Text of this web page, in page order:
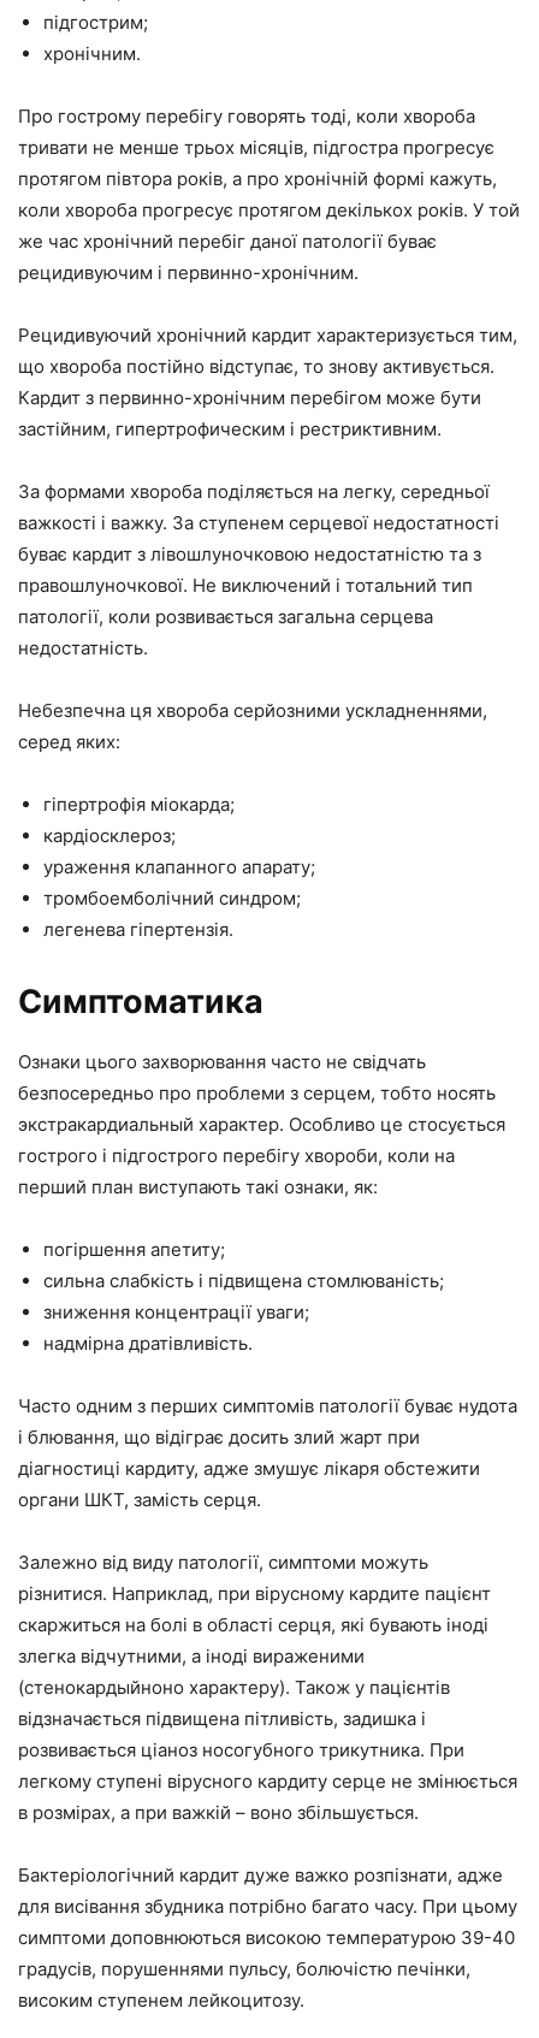
підгострим;
хронічним.
Про гострому перебігу говорять тоді, коли хвороба
тривати не менше трьох місяців, підгостра прогресує
протягом півтора років, а про хронічній формі кажуть,
коли хвороба прогресує протягом декількох років. У той
же час хронічний перебіг даної патології буває
рецидивуючим і первинно-хронічним.
Рецидивуючий хронічний кардит характеризується тим,
що хвороба постійно відступає, то знову активується.
Кардит з первинно-хронічним перебігом може бути
застійним, гипертрофическим і рестриктивним.
За формами хвороба поділяється на легку, середньої
важкості і важку. За ступенем серцевої недостатності
буває кардит з лівошлуночковою недостатністю та з
правошлуночкової. Не виключений і тотальний тип
патології, коли розвивається загальна серцева
недостатність.
Небезпечна ця хвороба серйозними ускладненнями,
серед яких:
гіпертрофія міокарда;
кардіосклероз;
ураження клапанного апарату;
тромбоемболічний синдром;
легенева гіпертензія.
Симптоматика
Ознаки цього захворювання часто не свідчать
безпосередньо про проблеми з серцем, тобто носять
экстракардиальный характер. Особливо це стосується
гострого і підгострого перебігу хвороби, коли на
перший план виступають такі ознаки, як:
погіршення апетиту;
сильна слабкість і підвищена стомлюваність;
зниження концентрації уваги;
надмірна дратівливість.
Часто одним з перших симптомів патології буває нудота
і блювання, що відіграє досить злий жарт при
діагностиці кардиту, адже змушує лікаря обстежити
органи ШКТ, замість серця.
Залежно від виду патології, симптоми можуть
різнитися. Наприклад, при вірусному кардите пацієнт
скаржиться на болі в області серця, які бувають іноді
злегка відчутними, а іноді вираженими
(стенокардыйноно характеру). Також у пацієнтів
відзначається підвищена пітливість, задишка і
розвивається ціаноз носогубного трикутника. При
легкому ступені вірусного кардиту серце не змінюється
в розмірах, а при важкій – воно збільшується.
Бактеріологічний кардит дуже важко розпізнати, адже
для висівання збудника потрібно багато часу. При цьому
симптоми доповнюються високою температурою 39-40
градусів, порушеннями пульсу, болючістю печінки,
високим ступенем лейкоцитозу.